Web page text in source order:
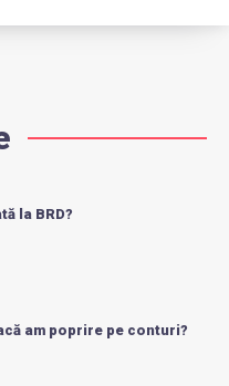
la BRD?
am poprire pe conturi?